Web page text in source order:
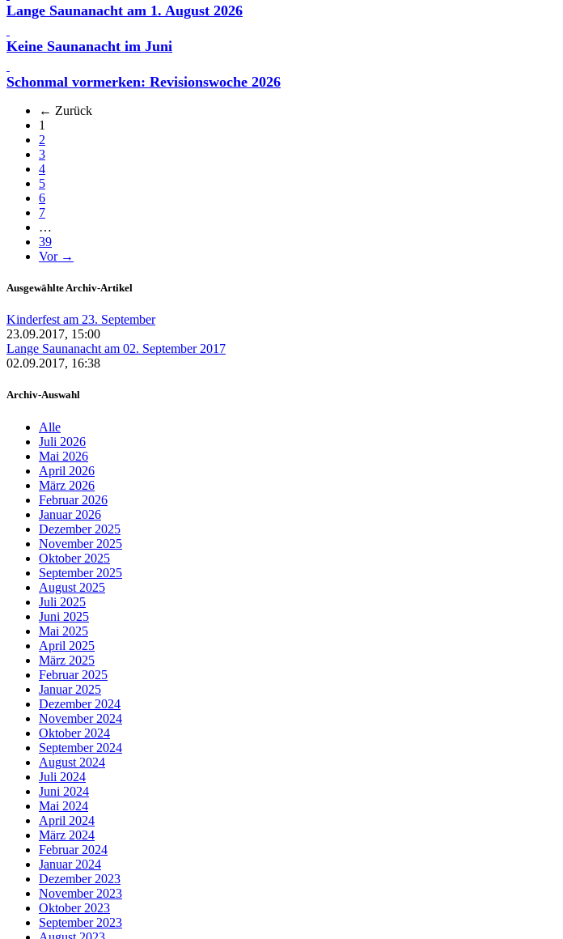
Lange Saunanacht am 1. August 2026
Keine Saunanacht im Juni
Schonmal vormerken: Revisionswoche 2026
← Zurück
1
2
3
4
5
6
7
…
39
Vor →
Ausgewählte Archiv-Artikel
Kinderfest am 23. September
23.09.2017, 15:00
Lange Saunanacht am 02. September 2017
02.09.2017, 16:38
Archiv-Auswahl
Alle
Juli 2026
Mai 2026
April 2026
März 2026
Februar 2026
Januar 2026
Dezember 2025
November 2025
Oktober 2025
September 2025
August 2025
Juli 2025
Juni 2025
Mai 2025
April 2025
März 2025
Februar 2025
Januar 2025
Dezember 2024
November 2024
Oktober 2024
September 2024
August 2024
Juli 2024
Juni 2024
Mai 2024
April 2024
März 2024
Februar 2024
Januar 2024
Dezember 2023
November 2023
Oktober 2023
September 2023